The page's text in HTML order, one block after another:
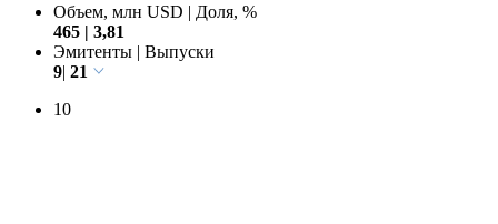
Объем, млн USD | Доля, %
465 | 3,81
Эмитенты | Выпуски
9| 21
10